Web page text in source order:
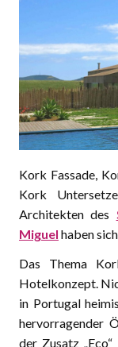
Kork Fassade,
Kork
Architekten des
Miguel haben
Das Thema
Hotelkonzept.
in Portugal
hervorragender
der Zusatz